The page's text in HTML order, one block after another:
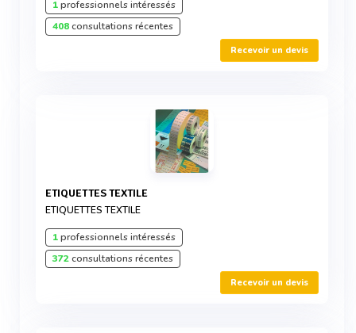
1professionnels intéressés
408consultations récentes
Recevoir un devis
ETIQUETTES TEXTILE
ETIQUETTES TEXTILE
1professionnels intéressés
372consultations récentes
Recevoir un devis